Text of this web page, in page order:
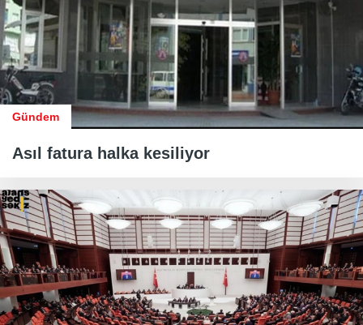
Gündem
Asıl fatura halka kesiliyor